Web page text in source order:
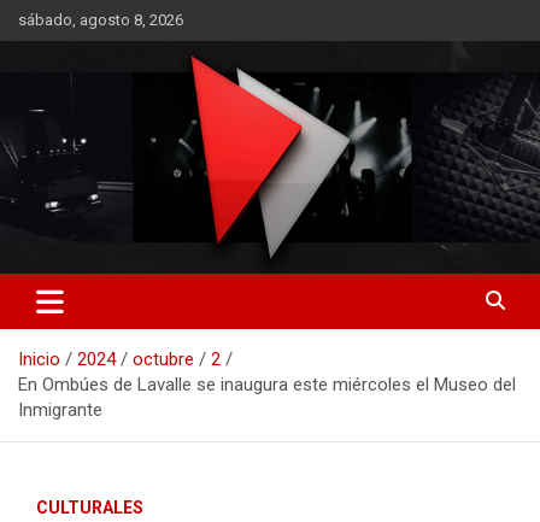
Saltar
al
sábado, agosto 8, 2026
RO CONTENIDOS
Inicio 2024 octubre
2
En Ombúes de Lavalle se inaugura este miércoles el Museo del
Inmigrante
CULTURALES